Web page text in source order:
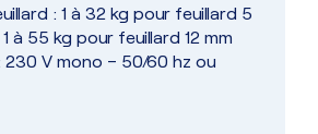
: 1 à 32 kg pour feuillard 5
à 55 kg pour feuillard 12 mm
230 V mono – 50/60 hz ou